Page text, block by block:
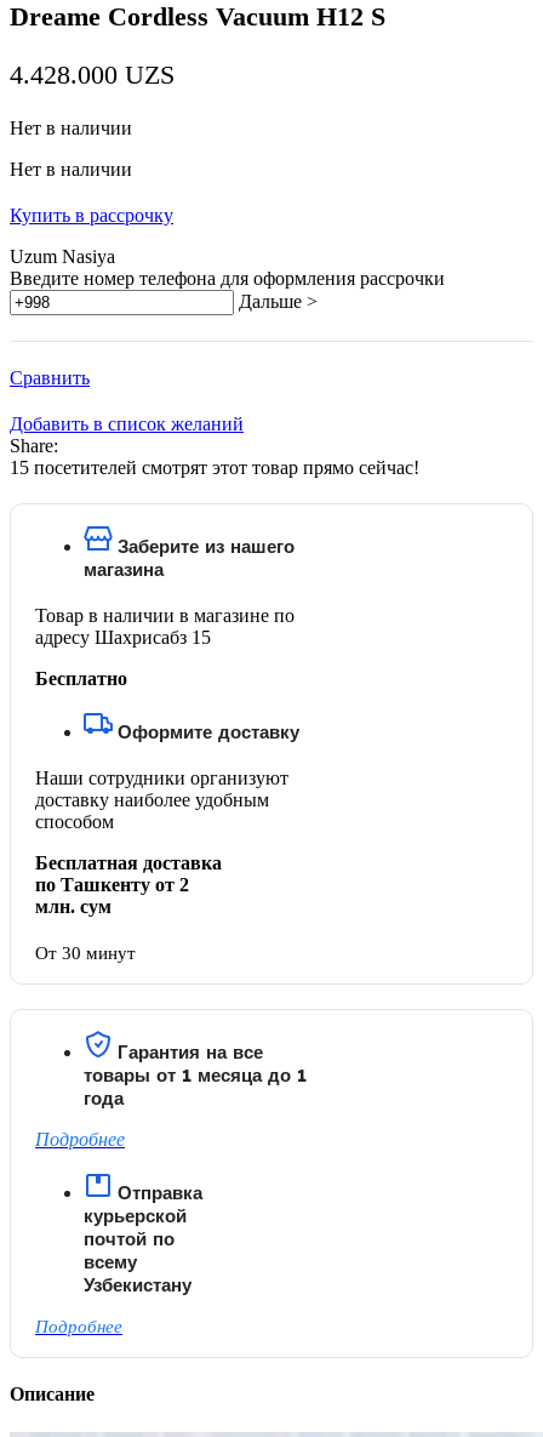
Dreame Cordless Vacuum H12 S
4.428.000 UZS
Нет в наличии
Нет в наличии
Купить в рассрочку
Uzum Nasiya
Введите номер телефона для оформления рассрочки
Дальше >
Сравнить
Добавить в список желаний
Share:
15 посетителей смотрят этот товар прямо сейчас!
Заберите из нашего
магазина
Товар в наличии в магазине по
адресу Шахрисабз 15
Бесплатно
Оформите доставку
Наши сотрудники организуют
доставку наиболее удобным
способом
Бесплатная доставка
по Ташкенту от 2
млн. сум
От 30 минут
Гарантия на все
товары от 1 месяца до 1
года
Подробнее
Отправка
курьерской
почтой по
всему
Узбекистану
Подробнее
Описание